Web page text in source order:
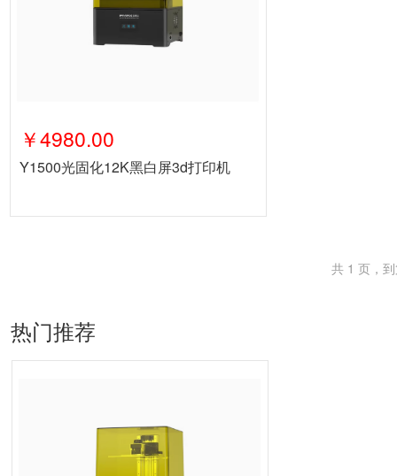
￥4980.00
Y1500光固化12K黑白屏3d打印机
共 1 页，
热门推荐